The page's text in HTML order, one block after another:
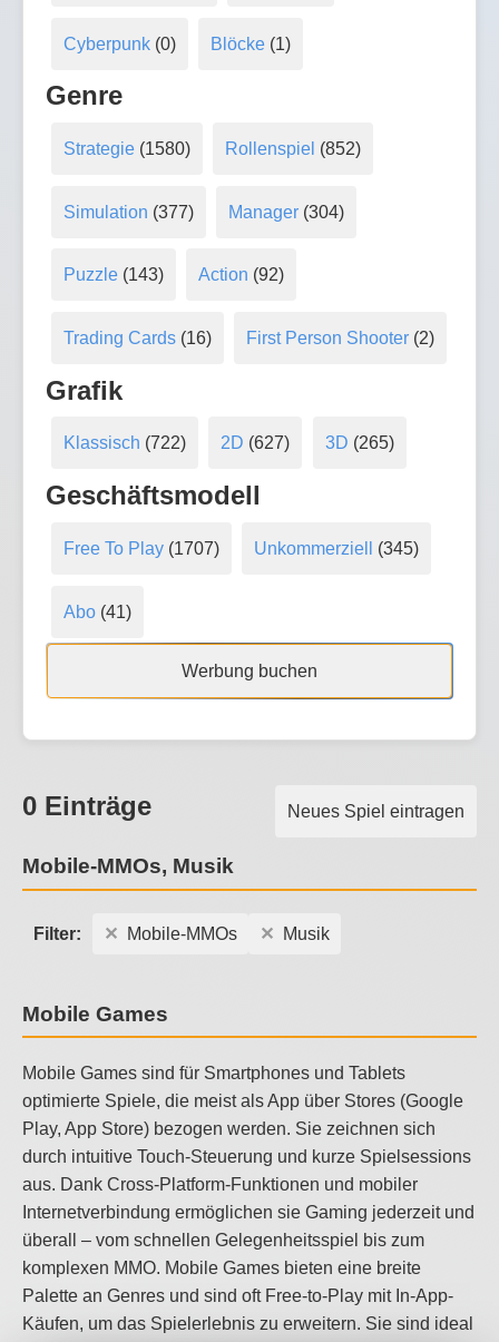
Cyberpunk(0) Blöcke (1)
Genre
Strategie(1580) Rollenspiel (852)
Simulation (377) Manager (304)
Puzzle(143) Action (92)
Trading Cards(16) First Person Shooter (2)
Grafik
Klassisch (722) 2D (627) 3D (265)
Geschäftsmodell
Free To Play(1707) Unkommerziell (345)
Abo(41)
Werbung buchen
Neues Spiel eintragen
0 Einträge
Mobile-MMOs, Musik
Filter: Mobile-MMOs Musik
Mobile Games
Mobile Games sind für Smartphones und Tablets
optimierte Spiele, die meist als App über Stores (Google
Play, App Store) bezogen werden. Sie zeichnen sich
durch intuitive Touch-Steuerung und kurze Spielsessions
aus. Dank Cross-Platform-Funktionen und mobiler
Internetverbindung ermöglichen sie Gaming jederzeit und
überall – vom schnellen Gelegenheitsspiel bis zum
komplexen MMO. Mobile Games bieten eine breite
Palette an Genres und sind oft Free-to-Play mit In-App-
Käufen, um das Spielerlebnis zu erweitern. Sie sind ideal